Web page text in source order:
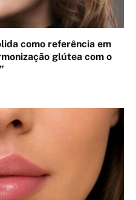
como referência em
glútea com o